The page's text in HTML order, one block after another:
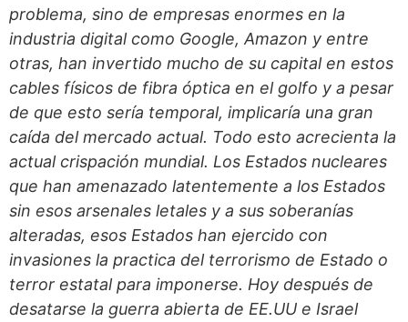
problema, sino de empresas enormes en la
industria digital como Google, Amazon y entre
otras, han invertido mucho de su capital en estos
cables físicos de fibra óptica en el golfo y a pesar
de que esto sería temporal, implicaría una gran
caída del mercado actual. Todo esto acrecienta la
actual crispación mundial. Los Estados nucleares
que han amenazado latentemente a los Estados
sin esos arsenales letales y a sus soberanías
alteradas, esos Estados han ejercido con
invasiones la practica del terrorismo de Estado o
terror estatal para imponerse. Hoy después de
desatarse la guerra abierta de EE.UU e Israel